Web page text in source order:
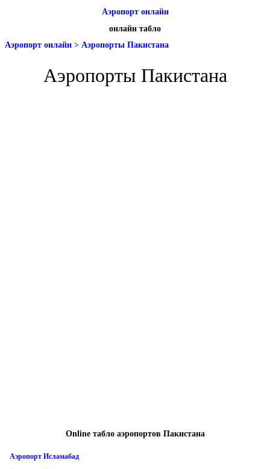
Аэропорт онлайн
онлайн табло
Аэропорт онлайн > Аэропорты Пакистана
Аэропорты Пакистана
Online табло аэропортов Пакистана
Аэропорт Исламабад